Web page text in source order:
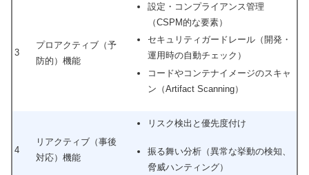
3
プロアクティブ（予
防的）機能
設定・コンプライアンス管理
（CSPM的な要素）
セキュリティガードレール（開発・
運用時の自動チェック）
コードやコンテナイメージのスキャ
ン（Artifact Scanning）
4
リアクティブ（事後
対応）機能
リスク検出と優先度付け
振る舞い分析（異常な挙動の検知、
脅威ハンティング）